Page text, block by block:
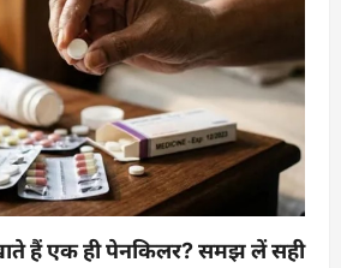
हैं एक ही पेनकिलर? समझ लें सही